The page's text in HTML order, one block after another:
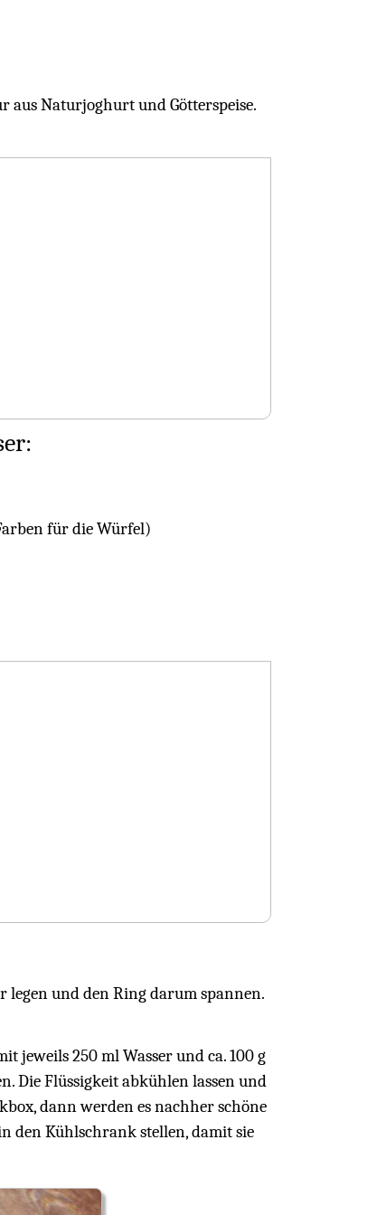
aus Naturjoghurt und Götterspeise.
für die Würfel)
legen und den Ring darum spannen.
jeweils 250 ml Wasser und ca. 100 g
Die Flüssigkeit abkühlen lassen und
dann werden es nachher schöne
den Kühlschrank stellen, damit sie